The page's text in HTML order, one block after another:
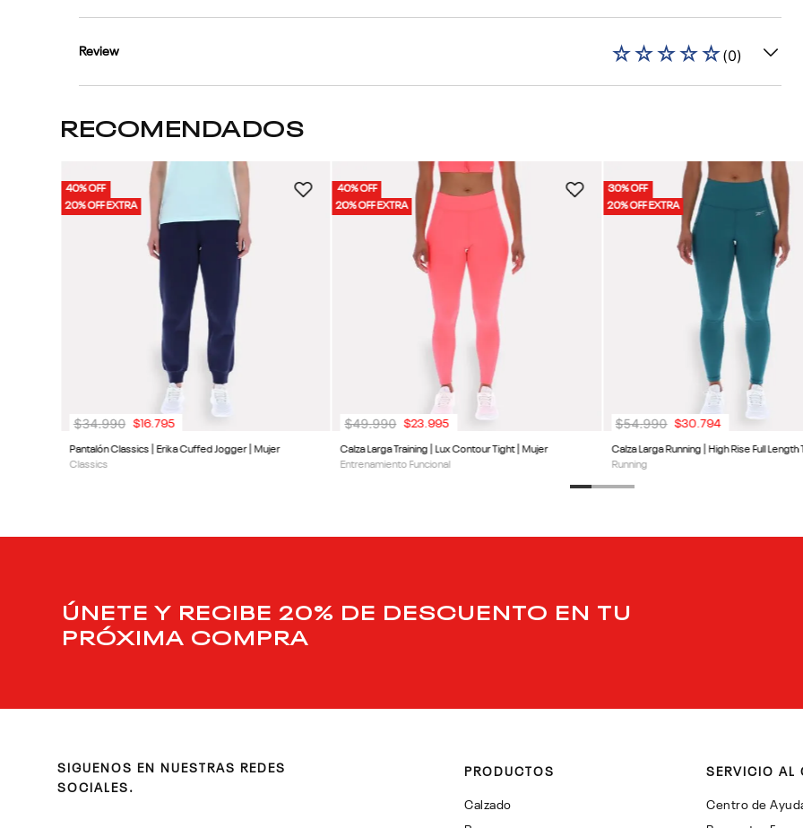
Review ☆☆☆☆☆(0)
RECOMENDADOS
40% OFF
20% OFF EXTRA
Pantalón Classics | Erika Cuffed Jogger | Mujer
Classics
$34.990 $16.795
40% OFF
20% OFF EXTRA
Calza Larga Training | Lux Contour Tight | Mujer
Entrenamiento Funcional
$49.990 $23.995
30% OFF
20% OFF EXTRA
Calza Larga Running | High Rise Full
Running
$54.990 $30.794
ÚNETE Y RECIBE 20% DE DESCUENTO EN TU
PRÓXIMA COMPRA
SIGUENOS EN NUESTRAS REDES
SOCIALES.
PRODUCTOS
Calzado
SERVICIO AL
Centro de